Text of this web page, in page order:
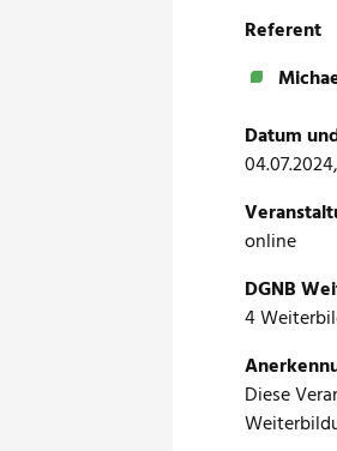
Referent
Datum
online
DGNB
4
Diese